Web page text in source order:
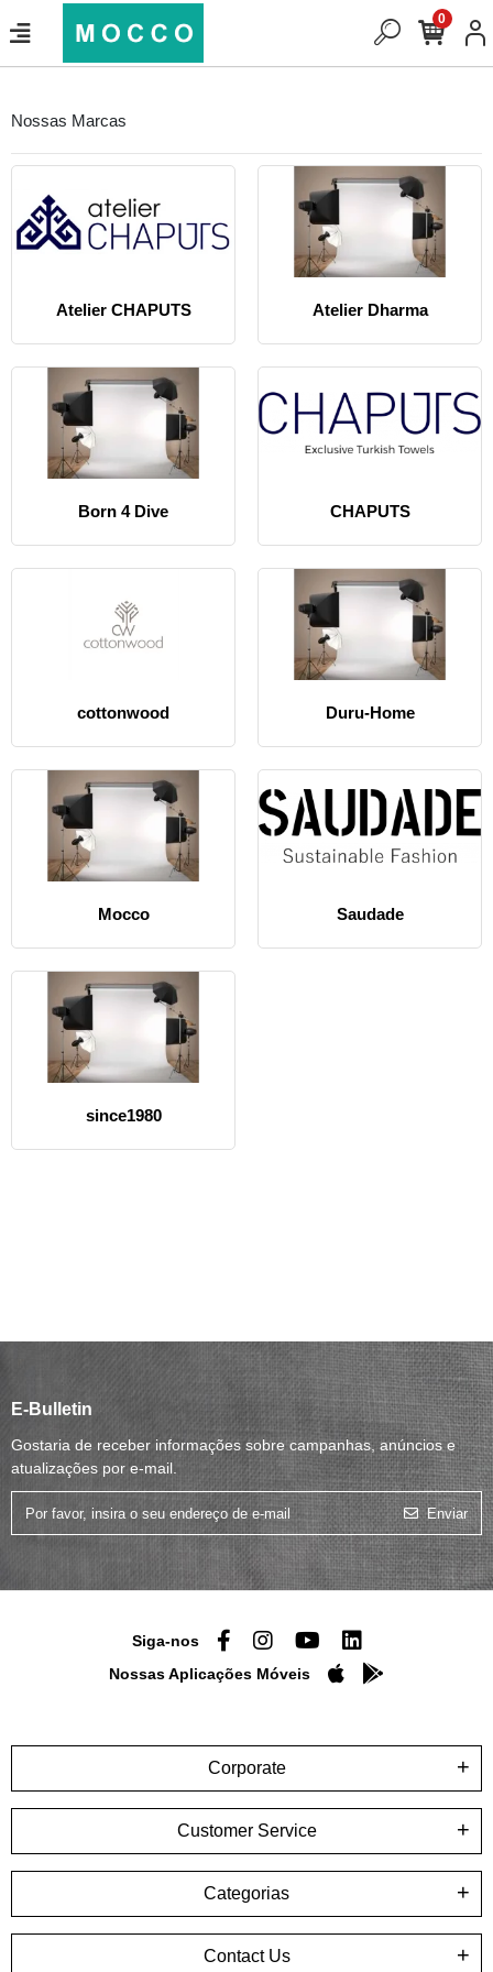
0
Nossas Marcas
Atelier CHAPUTS Atelier Dharma
Born 4 Dive CHAPUTS
cottonwood Duru-Home
Mocco Saudade
since1980
E-Bulletin
Gostaria de receber informações sobre campanhas, anúncios e
atualizações por e-mail.
Enviar
Siga-nos
Nossas Aplicações Móveis
Corporate
Customer Service
Categorias
Contact Us